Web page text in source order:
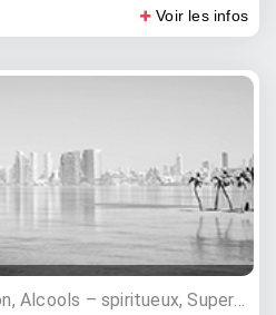
Voir les infos
Commerces, Alimentation, Alcools – spiritueux, Supermarchés